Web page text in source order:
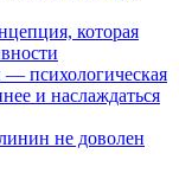
которая
— психологическая
и наслаждаться
не доволен